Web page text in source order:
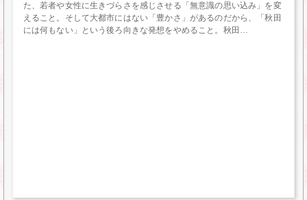
た、若者や女性に生きづらさを感じさせる「無意識の思い込み」を変
えること。そして大都市にはない「豊かさ」があるのだから、「秋田
には何もない」という後ろ向きな発想をやめること。秋田